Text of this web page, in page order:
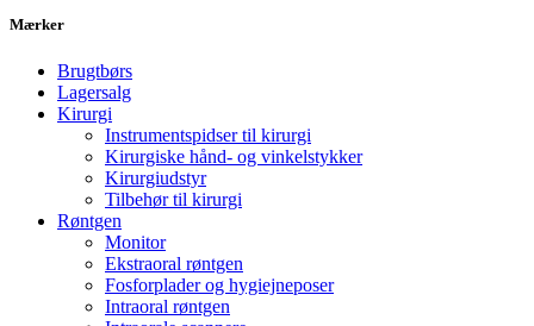
Mærker
Brugtbørs
Lagersalg
Kirurgi
Instrumentspidser til kirurgi
Kirurgiske hånd- og vinkelstykker
Kirurgiudstyr
Tilbehør til kirurgi
Røntgen
Monitor
Ekstraoral røntgen
Fosforplader og hygiejneposer
Intraoral røntgen